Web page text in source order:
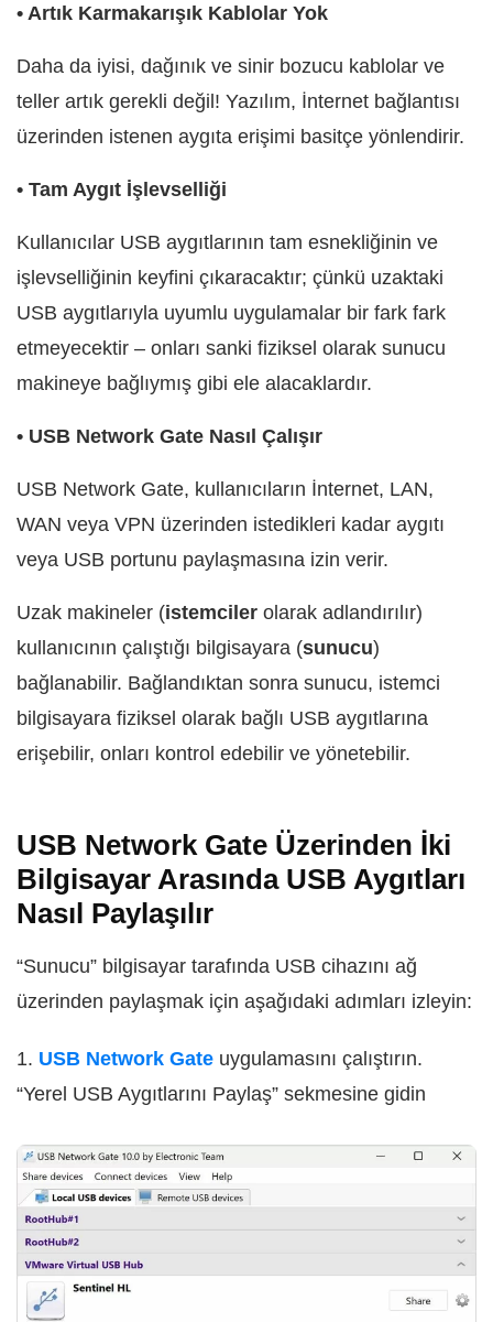
• Artık Karmakarışık Kablolar Yok
Daha da iyisi, dağınık ve sinir bozucu kablolar ve
teller artık gerekli değil! Yazılım, İnternet bağlantısı
üzerinden istenen aygıta erişimi basitçe yönlendirir.
• Tam Aygıt İşlevselliği
Kullanıcılar USB aygıtlarının tam esnekliğinin ve
işlevselliğinin keyfini çıkaracaktır; çünkü uzaktaki
USB aygıtlarıyla uyumlu uygulamalar bir fark fark
etmeyecektir – onları sanki fiziksel olarak sunucu
makineye bağlıymış gibi ele alacaklardır.
• USB Network Gate Nasıl Çalışır
USB Network Gate, kullanıcıların İnternet, LAN,
WAN veya VPN üzerinden istedikleri kadar aygıtı
veya USB portunu paylaşmasına izin verir.
Uzak makineler (istemciler olarak adlandırılır)
kullanıcının çalıştığı bilgisayara (sunucu)
bağlanabilir. Bağlandıktan sonra sunucu, istemci
bilgisayara fiziksel olarak bağlı USB aygıtlarına
erişebilir, onları kontrol edebilir ve yönetebilir.
USB Network Gate Üzerinden İki
Bilgisayar Arasında USB Aygıtları
Nasıl Paylaşılır
“Sunucu” bilgisayar tarafında USB cihazını ağ
üzerinden paylaşmak için aşağıdaki adımları izleyin:
1. USB Network Gate uygulamasını çalıştırın.
“Yerel USB Aygıtlarını Paylaş” sekmesine gidin